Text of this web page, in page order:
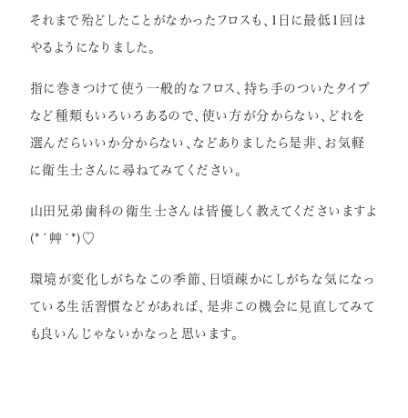
それまで殆どしたことがなかったフロスも、1日に最低1回は
やるようになりました。
指に巻きつけて使う一般的なフロス、持ち手のついたタイプ
など種類もいろいろあるので、使い方が分からない、どれを
選んだらいいか分からない、などありましたら是非、お気軽
に衛生士さんに尋ねてみてください。
山田兄弟歯科の衛生士さんは皆優しく教えてくださいますよ
(*´艸`*)♡
環境が変化しがちなこの季節、日頃疎かにしがちな気になっ
ている生活習慣などがあれば、是非この機会に見直してみて
も良いんじゃないかなっと思います。